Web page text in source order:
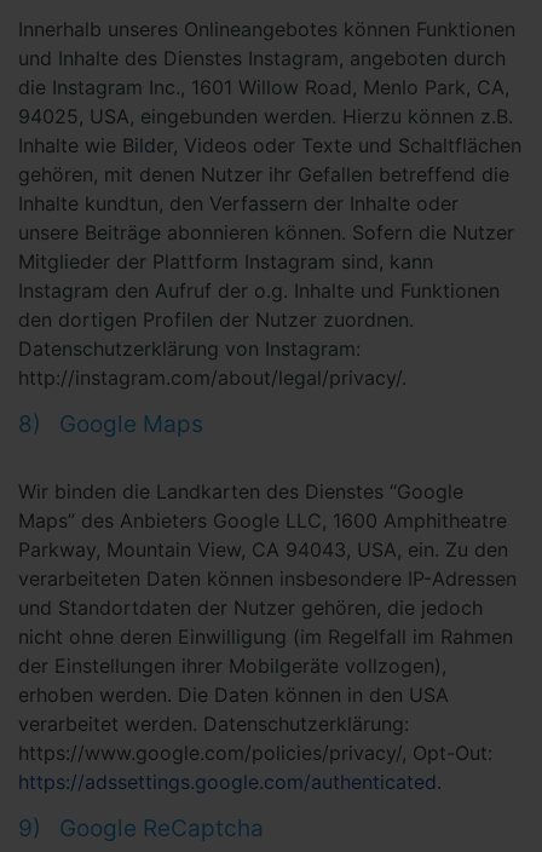
Innerhalb unseres Onlineangebotes können Funktionen
und Inhalte des Dienstes Instagram, angeboten durch
die Instagram Inc., 1601 Willow Road, Menlo Park, CA,
94025, USA, eingebunden werden. Hierzu können z.B.
Inhalte wie Bilder, Videos oder Texte und Schaltflächen
gehören, mit denen Nutzer ihr Gefallen betreffend die
Inhalte kundtun, den Verfassern der Inhalte oder
unsere Beiträge abonnieren können. Sofern die Nutzer
Mitglieder der Plattform Instagram sind, kann
Instagram den Aufruf der o.g. Inhalte und Funktionen
den dortigen Profilen der Nutzer zuordnen.
Datenschutzerklärung von Instagram:
http://instagram.com/about/legal/privacy/.
8) Google Maps
Wir binden die Landkarten des Dienstes “Google
Maps” des Anbieters Google LLC, 1600 Amphitheatre
Parkway, Mountain View, CA 94043, USA, ein. Zu den
verarbeiteten Daten können insbesondere IP-Adressen
und Standortdaten der Nutzer gehören, die jedoch
nicht ohne deren Einwilligung (im Regelfall im Rahmen
der Einstellungen ihrer Mobilgeräte vollzogen),
erhoben werden. Die Daten können in den USA
verarbeitet werden. Datenschutzerklärung:
https://www.google.com/policies/privacy/, Opt-Out:
https://adssettings.google.com/authenticated.
9) Google ReCaptcha